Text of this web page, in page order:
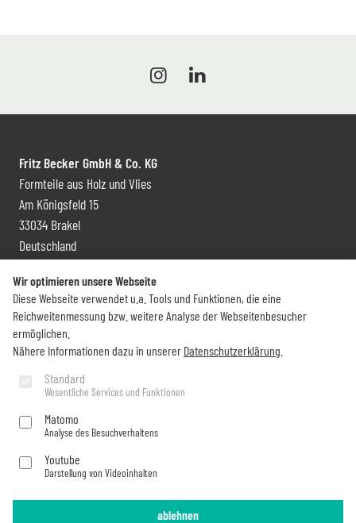
Fritz Becker GmbH & Co. KG
Formteile aus Holz und Vlies
Am Königsfeld 15
33034 Brakel
Deutschland
Kontakt und Vertrieb
+49 (0) 5272 6009 0
info@becker-brakel.de
Sie möchten rund um Becker immer auf dem Laufenden bleiben?
Jetzt abonnieren
Impressum Datenschutz
Wir optimieren unsere Webseite
Diese Webseite verwendet u.a. Tools und Funktionen, die eine
Reichweitenmessung bzw. weitere Analyse der Webseitenbesucher
ermöglichen.
Nähere Informationen dazu in unserer Datenschutzerklärung
Standard
Wesentliche Services und Funktionen
Matomo
Analyse des Besuchverhaltens
Youtube
Darstellung von Videoinhalten
ablehnen